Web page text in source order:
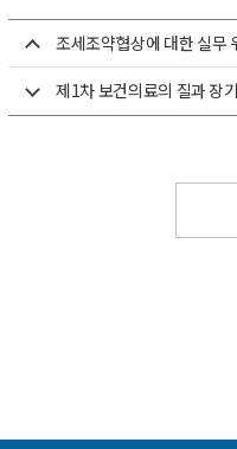
조세조약협상에 대한 실
제1차 보건의료의 질과 장